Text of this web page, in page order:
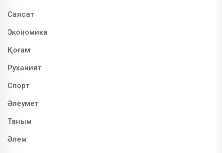
Саясат
Экономика
Қоғам
Руханият
Спорт
Әлеумет
Таным
Әлем